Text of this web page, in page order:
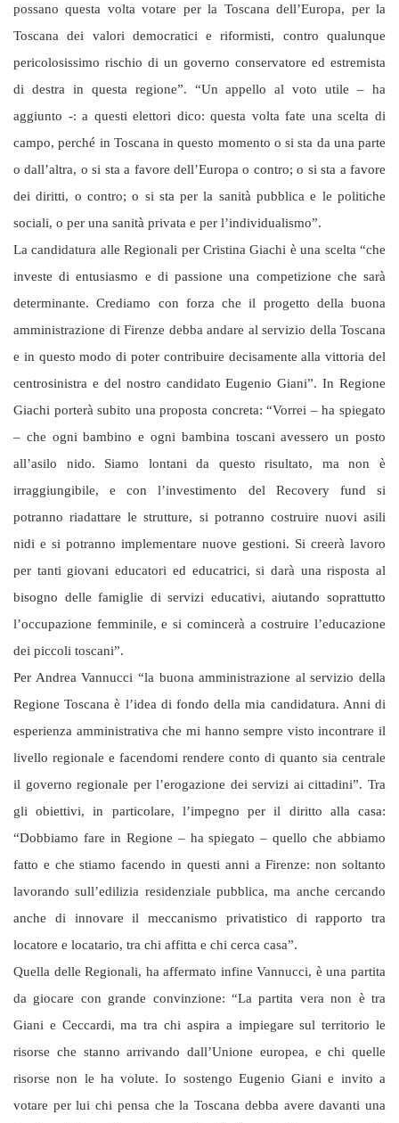
possano questa volta votare per la Toscana dell’Europa, per la
Toscana dei valori democratici e riformisti, contro qualunque
pericolosissimo rischio di un governo conservatore ed estremista
di destra in questa regione”. “Un appello al voto utile – ha
aggiunto -: a questi elettori dico: questa volta fate una scelta di
campo, perché in Toscana in questo momento o si sta da una parte
o dall’altra, o si sta a favore dell’Europa o contro; o si sta a favore
dei diritti, o contro; o si sta per la sanità pubblica e le politiche
sociali, o per una sanità privata e per l’individualismo”.
La candidatura alle Regionali per Cristina Giachi è una scelta “che
investe di entusiasmo e di passione una competizione che sarà
determinante. Crediamo con forza che il progetto della buona
amministrazione di Firenze debba andare al servizio della Toscana
e in questo modo di poter contribuire decisamente alla vittoria del
centrosinistra e del nostro candidato Eugenio Giani”. In Regione
Giachi porterà subito una proposta concreta: “Vorrei – ha spiegato
– che ogni bambino e ogni bambina toscani avessero un posto
all’asilo nido. Siamo lontani da questo risultato, ma non è
irraggiungibile, e con l’investimento del Recovery fund si
potranno riadattare le strutture, si potranno costruire nuovi asili
nidi e si potranno implementare nuove gestioni. Si creerà lavoro
per tanti giovani educatori ed educatrici, si darà una risposta al
bisogno delle famiglie di servizi educativi, aiutando soprattutto
l’occupazione femminile, e si comincerà a costruire l’educazione
dei piccoli toscani”.
Per Andrea Vannucci “la buona amministrazione al servizio della
Regione Toscana è l’idea di fondo della mia candidatura. Anni di
esperienza amministrativa che mi hanno sempre visto incontrare il
livello regionale e facendomi rendere conto di quanto sia centrale
il governo regionale per l’erogazione dei servizi ai cittadini”. Tra
gli obiettivi, in particolare, l’impegno per il diritto alla casa:
“Dobbiamo fare in Regione – ha spiegato – quello che abbiamo
fatto e che stiamo facendo in questi anni a Firenze: non soltanto
lavorando sull’edilizia residenziale pubblica, ma anche cercando
anche di innovare il meccanismo privatistico di rapporto tra
locatore e locatario, tra chi affitta e chi cerca casa”.
Quella delle Regionali, ha affermato infine Vannucci, è una partita
da giocare con grande convinzione: “La partita vera non è tra
Giani e Ceccardi, ma tra chi aspira a impiegare sul territorio le
risorse che stanno arrivando dall’Unione europea, e chi quelle
risorse non le ha volute. Io sostengo Eugenio Giani e invito a
votare per lui chi pensa che la Toscana debba avere davanti una